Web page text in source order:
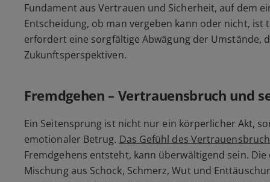
Fundament aus Vertrauen und Sicherheit, auf dem
Entscheidung, ob man vergeben kann oder nicht, ist
erfordert eine sorgfältige Abwägung der Umstände,
Zukunftsperspektiven.
Fremdgehen – Vertrauensbruch und
Ein Seitensprung ist nicht nur ein körperlicher Akt,
emotionaler Betrug. Das Gefühl des
Fremdgehens entsteht, kann überwältigend sein.
Mischung aus Schock, Schmerz, Wut und